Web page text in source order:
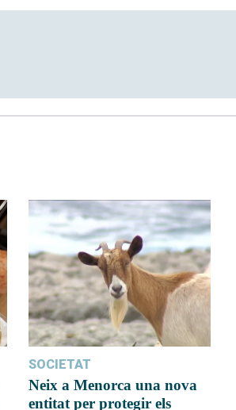
SOCIETAT
Neix a Menorca una nova
entitat per protegir els